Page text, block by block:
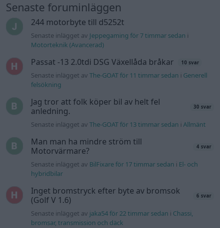
Senaste foruminläggen
244 motorbyte till d5252t
Senaste inlägget av Jeppegaming för 7 timmar sedan i
Motorteknik (Avancerad)
Passat -13 2.0tdi DSG Växellåda bråkar 10 svar
Senaste inlägget avThe-GOAT för 11 timmar sedan i Generell
felsökning
Jag tror att folk köper bil av helt fel
anledning.
30 svar
Senaste inlägget avThe-GOAT för 13 timmar sedan iAllmänt
Man man ha mindre ström till
Motorvärmare?
4 svar
Senaste inlägget av BilFixare för 17 timmar sedan i El- och
hybridbilar
Inget bromstryck efter byte av bromsok
(Golf V 1.6)
6 svar
Senaste inlägget av jaka54 för 22 timmar sedan i Chassi,
bromsar, transmission och däck